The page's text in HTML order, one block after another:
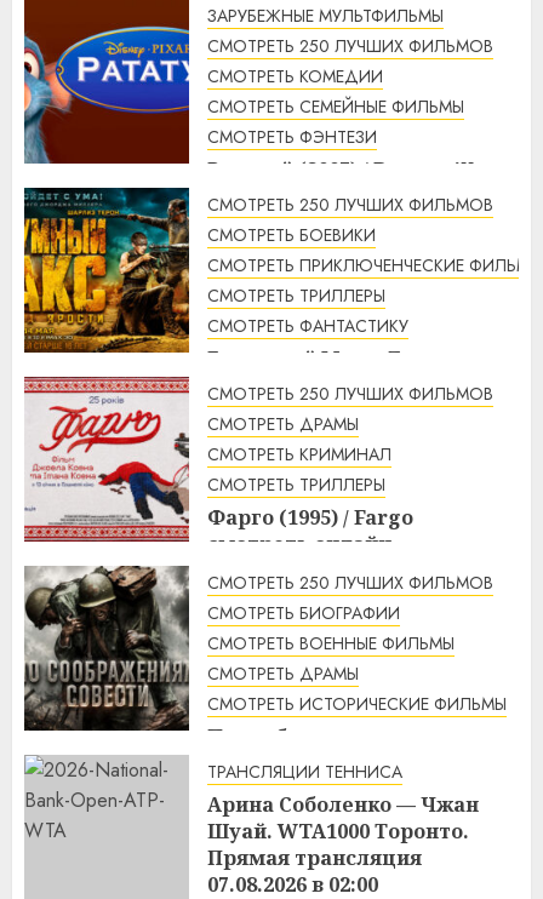
ЗАРУБЕЖНЫЕ МУЛЬТФИЛЬМЫ
СМОТРЕТЬ 250 ЛУЧШИХ ФИЛЬМОВ
СМОТРЕТЬ КОМЕДИИ
СМОТРЕТЬ СЕМЕЙНЫЕ ФИЛЬМЫ
СМОТРЕТЬ ФЭНТЕЗИ
Рататуй (2007) / Ratatouille
смотреть онлайн
2:32 07.08.2026
СМОТРЕТЬ 250 ЛУЧШИХ ФИЛЬМОВ
СМОТРЕТЬ БОЕВИКИ
СМОТРЕТЬ ПРИКЛЮЧЕНЧЕСКИЕ ФИЛЬМЫ
СМОТРЕТЬ ТРИЛЛЕРЫ
СМОТРЕТЬ ФАНТАСТИКУ
Безумный Макс: Дорога
ярости (2015) / Mad Max: Fury
Road смотреть онлайн
1:56 07.08.2026
СМОТРЕТЬ 250 ЛУЧШИХ ФИЛЬМОВ
СМОТРЕТЬ ДРАМЫ
СМОТРЕТЬ КРИМИНАЛ
СМОТРЕТЬ ТРИЛЛЕРЫ
Фарго (1995) / Fargo
смотреть онлайн
1:49 07.08.2026
СМОТРЕТЬ 250 ЛУЧШИХ ФИЛЬМОВ
СМОТРЕТЬ БИОГРАФИИ
СМОТРЕТЬ ВОЕННЫЕ ФИЛЬМЫ
СМОТРЕТЬ ДРАМЫ
СМОТРЕТЬ ИСТОРИЧЕСКИЕ ФИЛЬМЫ
По соображениям совести
(2016) / Hacksaw Ridge
смотреть онлайн
1:12 07.08.2026
ТРАНСЛЯЦИИ ТЕННИСА
Арина Соболенко — Чжан
Шуай. WTA1000 Торонто.
Прямая трансляция
07.08.2026 в 02:00